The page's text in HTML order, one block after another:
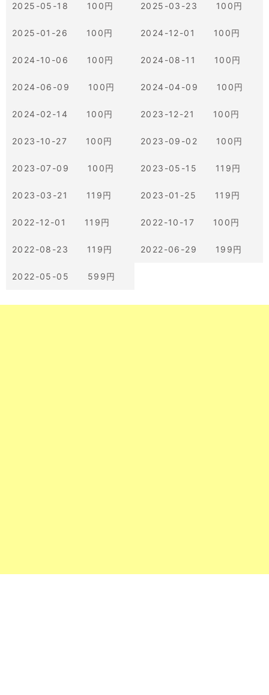
2025-05-18 100円 2025-03-23 100円
2025-01-26 100円 2024-12-01 100円
2024-10-06 100円 2024-08-11 100円
2024-06-09 100円 2024-04-09 100円
2024-02-14 100円 2023-12-21 100円
2023-10-27 100円 2023-09-02 100円
2023-07-09 100円 2023-05-15 119円
2023-03-21 119円 2023-01-25 119円
2022-12-01 119円 2022-10-17 100円
2022-08-23 119円 2022-06-29 199円
2022-05-05 599円